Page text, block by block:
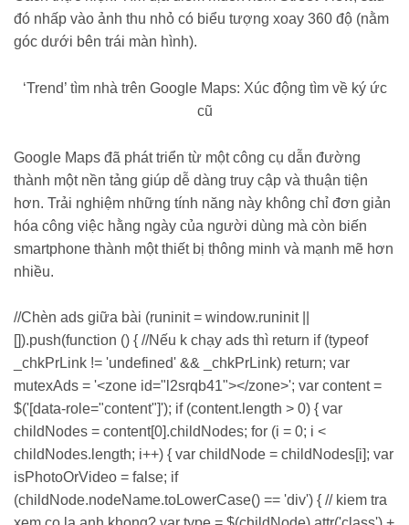
đó nhấp vào ảnh thu nhỏ có biểu tượng xoay 360 độ (nằm
góc dưới bên trái màn hình).
‘Trend’ tìm nhà trên Google Maps: Xúc động tìm về ký ức
cũ
Google Maps đã phát triển từ một công cụ dẫn đường
thành một nền tảng giúp dễ dàng truy cập và thuận tiện
hơn. Trải nghiệm những tính năng này không chỉ đơn giản
hóa công việc hằng ngày của người dùng mà còn biến
smartphone thành một thiết bị thông minh và mạnh mẽ hơn
nhiều.
//Chèn ads giữa bài (runinit = window.runinit ||
[]).push(function () { //Nếu k chạy ads thì return if (typeof
_chkPrLink != 'undefined' && _chkPrLink) return; var
mutexAds = '<zone id="l2srqb41"></zone>'; var content =
$('[data-role="content"]'); if (content.length > 0) { var
childNodes = content[0].childNodes; for (i = 0; i <
childNodes.length; i++) { var childNode = childNodes[i]; var
isPhotoOrVideo = false; if
(childNode.nodeName.toLowerCase() == 'div') { // kiem tra